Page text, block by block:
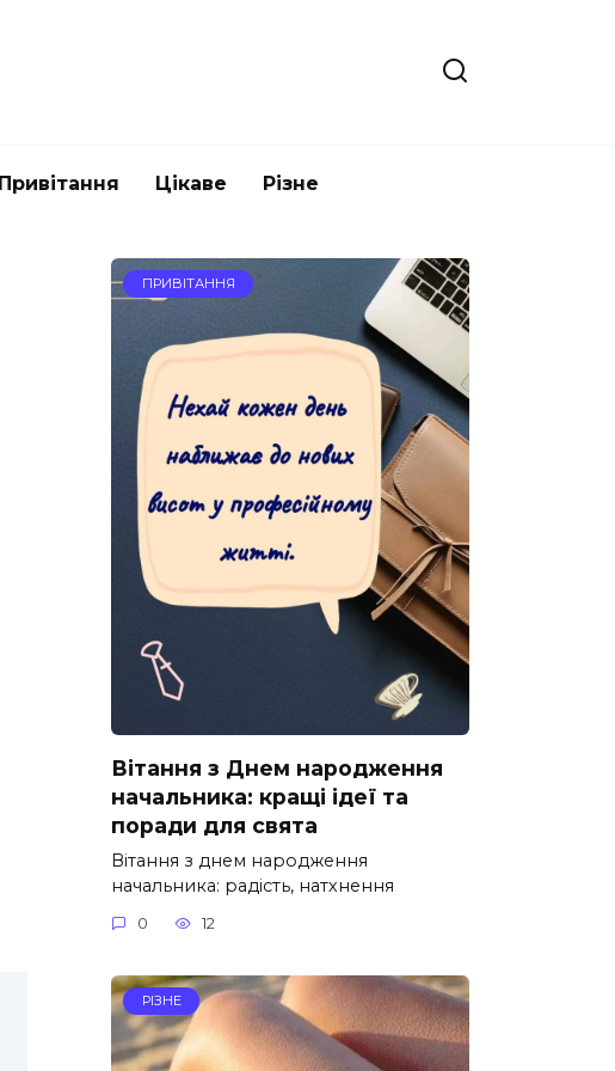
Привітання Цікаве Різне
ПРИВІТАННЯ
Вітання з Днем народження
начальника: кращі ідеї та
поради для свята
Вітання з днем народження
начальника: радість, натхнення
0 12
РІЗНЕ